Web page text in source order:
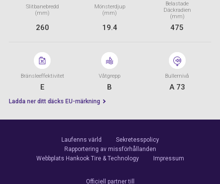
Slitbanebredd
(mm)
260
Mönsterdjup
(mm)
19.4
Belastade
Däckradien
(mm)
475
Bränsleeffektivitet
E
Våtgrepp
B
Bullernivå
A 73
Ladda ner ditt däcks EU-märkning
Laufenns värld
Sekretesspolicy
Rapportering av missförhållanden
Webbplats Hankook Tire & Technology
Impressum
Officiell partner till